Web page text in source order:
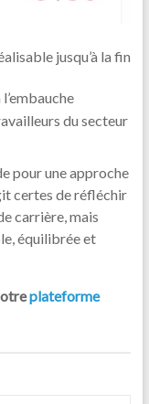
jusqu’à la fin
du secteur
pour une approche
certes de réfléchir
carrière, mais
équilibrée et
plateforme